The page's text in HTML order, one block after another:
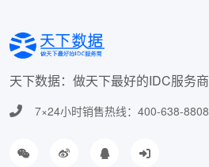
天下数据：做天下最好的IDC服务商
7×24小时销售热线：400-638-8808